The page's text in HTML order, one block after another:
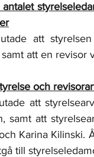
att
att en revisor
och
att
samt att
Karina Kilinski.
till